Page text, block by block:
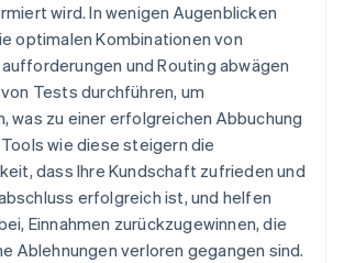
wird. In wenigen Augenblicken
optimalen Kombinationen von
und Routing abwägen
Tests durchführen, um
was zu einer erfolgreichen Abbuchung
wie diese steigern die
dass Ihre Kundschaft zufrieden und
erfolgreich ist, und helfen
Einnahmen zurückzugewinnen, die
Ablehnungen verloren gegangen sind.